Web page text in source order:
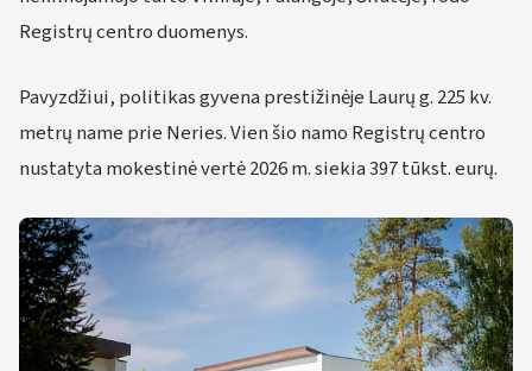
Registrų centro duomenys.
Pavyzdžiui, politikas gyvena prestižinėje Laurų g. 225 kv.
metrų name prie Neries. Vien šio namo Registrų centro
nustatyta mokestinė vertė 2026 m. siekia 397 tūkst. eurų.